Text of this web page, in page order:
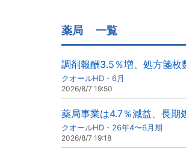
薬局 一覧
調剤報酬3.5％増、処方箋枚
クオールHD・6月
2026/8/7 19:50
薬局事業は4.7％減益、長期
クオールHD・26年4〜6月期
2026/8/7 19:18